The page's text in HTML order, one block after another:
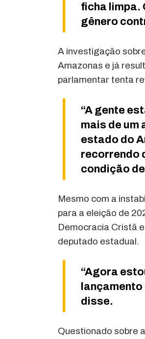
ficha limpa.
gênero
A investigação
Amazonas e já
parlamentar tenta
“A gente
mais de um
estado do
recorrendo
condição
Mesmo com a
para a eleição de
Democracia Cristã
deputado estadual.
“Agora
disse.
Questionado sobre